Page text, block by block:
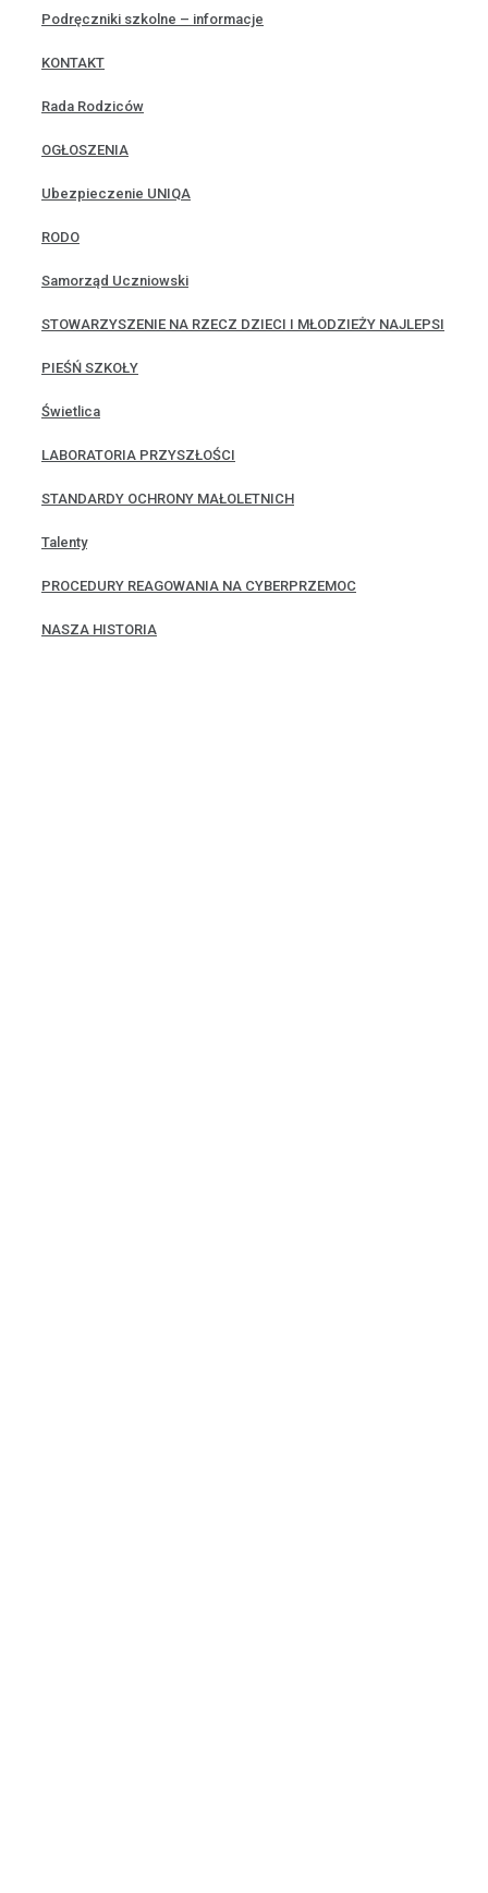
Podręczniki szkolne – informacje
KONTAKT
Rada Rodziców
OGŁOSZENIA
Ubezpieczenie UNIQA
RODO
Samorząd Uczniowski
STOWARZYSZENIE NA RZECZ DZIECI I MŁODZIEŻY NAJLEPSI
PIEŚŃ SZKOŁY
Świetlica
LABORATORIA PRZYSZŁOŚCI
STANDARDY OCHRONY MAŁOLETNICH
Talenty
PROCEDURY REAGOWANIA NA CYBERPRZEMOC
NASZA HISTORIA
Kolory szarości
Negatyw
Podkreślone linki
Reset